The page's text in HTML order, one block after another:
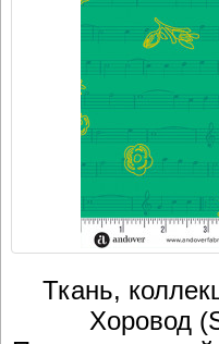
Ткань,
Хоровод